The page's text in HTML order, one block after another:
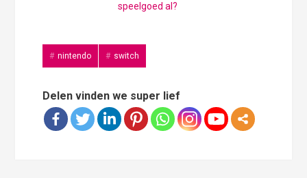
speelgoed al?
nintendo switch
Delen vinden we super lief